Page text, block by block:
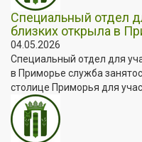
Специальный отдел
близких открыла в
04.05.2026
Специальный отдел для
в Приморье служба
столице Приморья для